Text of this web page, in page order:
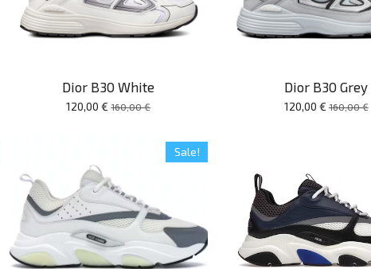
Dior B30 White
120,00 € 160,00 €
Dior B30 Grey
120,00 € 160,00 €
Sale!